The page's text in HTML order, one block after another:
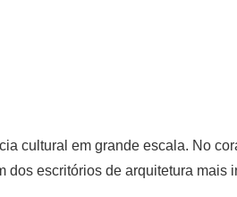
cultural em grande escala. No
escritórios de arquitetura mais